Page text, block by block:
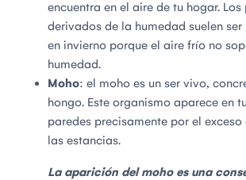
encuentra en el aire de tu hogar.
derivados de la humedad suelen ser
en invierno porque el aire frío no
humedad.
Moho: el moho es un ser vivo,
hongo. Este organismo aparece en
paredes precisamente por el
las estancias.
La aparición del moho es una